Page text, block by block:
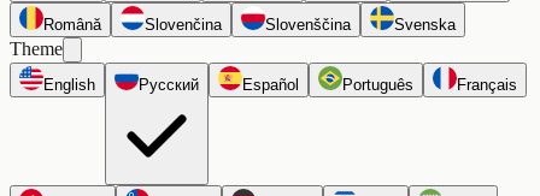
Română
Slovenčina Slovenščina Svenska
Theme
English Русский Español Português Français